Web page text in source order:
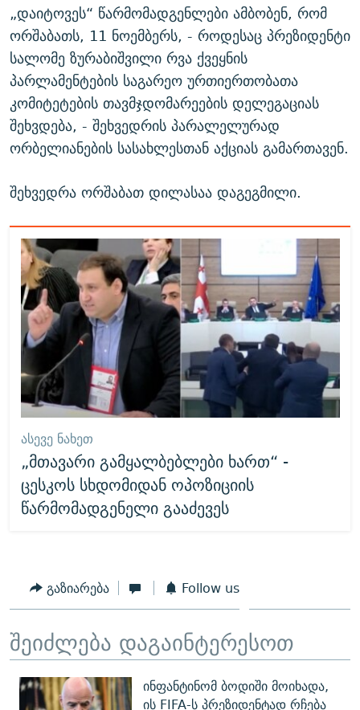
„დაიტოვეს“ წარმომადგენლები ამბობენ, რომ
ორშაბათს, 11 ნოემბერს, - როდესაც პრეზიდენტი
სალომე ზურაბიშვილი რვა ქვეყნის
პარლამენტების საგარეო ურთიერთობათა
კომიტეტების თავმჯდომარეების დელეგაციას
შეხვდება, - შეხვედრის პარალელურად
ორბელიანების სასახლესთან აქციას გამართავენ.
შეხვედრა ორშაბათ დილასაა დაგეგმილი.
ᲐᲡᲔᲕᲔ ᲜᲐᲮᲔᲗ
„მთავარი გამყალბებლები ხართ“ -
ცესკოს სხდომიდან ოპოზიციის
წარმომადგენელი გააძევეს
გაზიარება Follow us
შეიძლება დაგაინტერესოთ
ინფანტინომ ბოდიში მოიხადა,
ის FIFA-ს პრეზიდენტად რჩება